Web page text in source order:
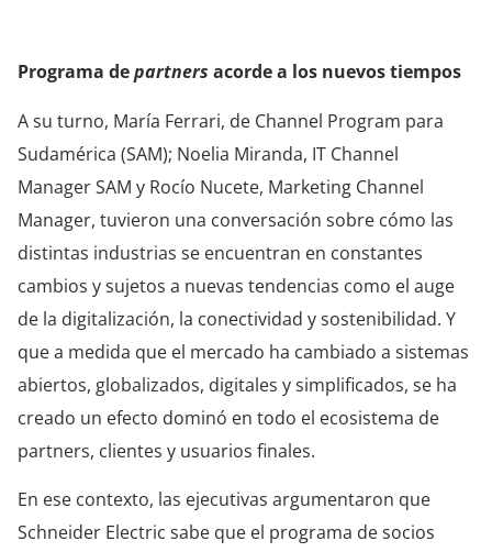
Programa departners acorde a los nuevos tiempos
A su turno, María Ferrari, de Channel Program para
Sudamérica (SAM); Noelia Miranda, IT Channel
Manager SAM y Rocío Nucete, Marketing Channel
Manager, tuvieron una conversación sobre cómo las
distintas industrias se encuentran en constantes
cambios y sujetos a nuevas tendencias como el auge
de la digitalización, la conectividad y sostenibilidad. Y
que a medida que el mercado ha cambiado a sistemas
abiertos, globalizados, digitales y simplificados, se ha
creado un efecto dominó en todo el ecosistema de
partners, clientes y usuarios finales.
En ese contexto, las ejecutivas argumentaron que
Schneider Electric sabe que el programa de socios